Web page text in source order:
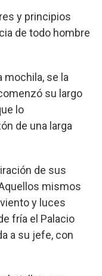
y principios
de todo hombre
mochila, se la
su largo
lo
de una larga
de sus
mismos
y luces
fría el Palacio
a su jefe, con